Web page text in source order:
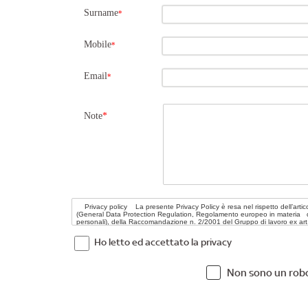
Surname*
Mobile*
Email*
Note*
Ho letto ed accettato la privacy
Non sono un